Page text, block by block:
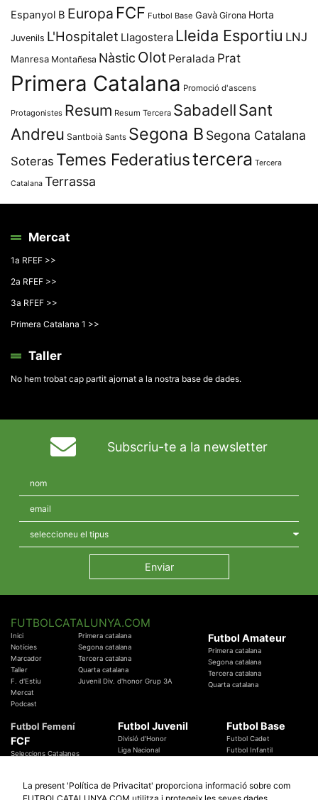
Espanyol B Europa FCF Futbol Base Gavà Girona Horta
Juvenils L'Hospitalet Llagostera Lleida Esportiu LNJ
Manresa Montañesa Nàstic Olot Peralada Prat
Primera Catalana Promoció d'ascens
Protagonistes Resum Resum Tercera SabadellSant
Andreu Santboià Sants Segona B Segona Catalana
Soteras Temes Federatiustercera Tercera
Catalana Terrassa
Mercat
1a RFEF >>
2a RFEF >>
3a RFEF >>
Primera Catalana 1 >>
Taller
No hem trobat cap partit ajornat a la nostra base de dades.
Subscriu-te a la newsletter
FUTBOLCATALUNYA.COM
Inici
Notícies
Marcador
Taller
F. d'Estiu
Mercat
Podcast
Primera catalana
Segona catalana
Tercera catalana
Quarta catalana
Juvenil Div. d'honor Grup 3A
Futbol Amateur
Primera catalana
Segona catalana
Tercera catalana
Quarta catalana
Futbol Femení
FCF
Seleccions Catalanes
Temes Federatius
Futbol Juvenil
Divisió d'Honor
Liga Nacional
Futbol Base
Futbol Cadet
Futbol Infantil
La present 'Política de Privacitat' proporciona informació sobre com